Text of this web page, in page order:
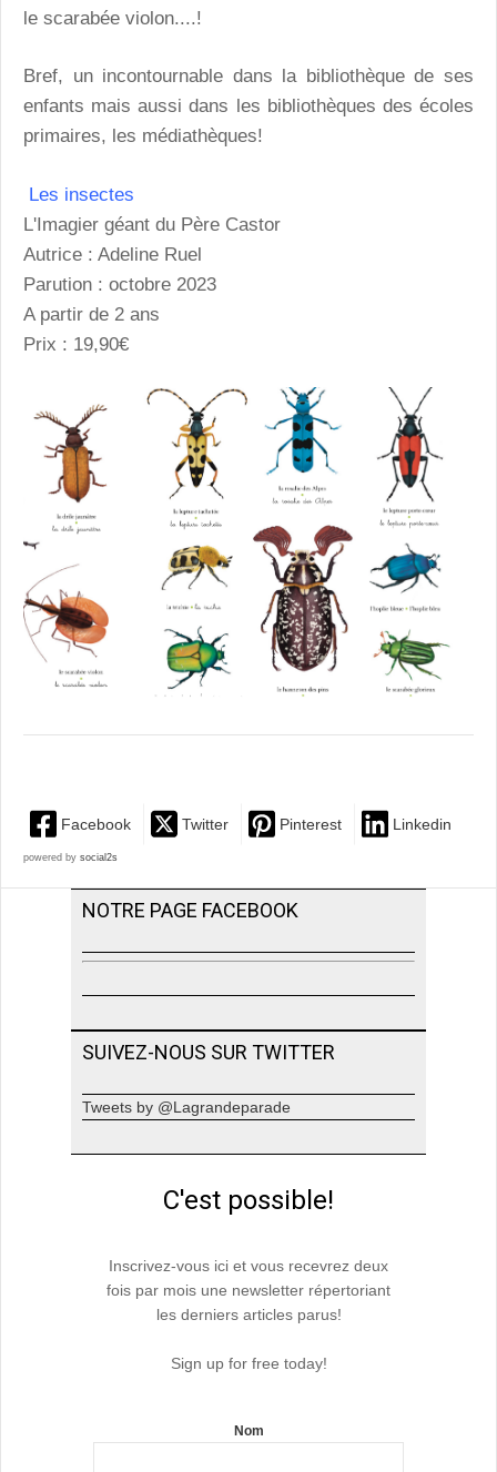
le scarabée violon....!
Bref, un incontournable dans la bibliothèque de ses
enfants mais aussi dans les bibliothèques des écoles
primaires, les médiathèques!
Les insectes
L'Imagier géant du Père Castor
Autrice : Adeline Ruel
Parution : octobre 2023
A partir de 2 ans
Prix : 19,90€
Facebook Twitter Pinterest Linkedin
powered by social2s
NOTRE PAGE FACEBOOK
SUIVEZ-NOUS SUR TWITTER
Tweets by @Lagrandeparade
C'est possible!
Inscrivez-vous ici et vous recevrez deux
fois par mois une newsletter répertoriant
les derniers articles parus!
Sign up for free today!
Nom